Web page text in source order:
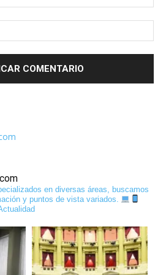
en diversas áreas, buscamos
y puntos de vista variados.